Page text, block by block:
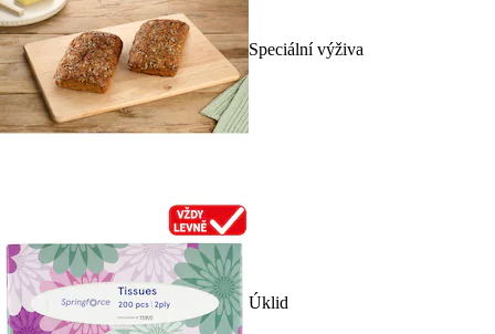
Speciální výživa
Úklid